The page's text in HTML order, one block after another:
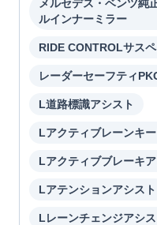
メルセデス・ベンツ純
ルインナーミラー
RIDE CONTROLサス
レーダーセーフティ
L道路標識アシスト
Lアクティブレーンキ
Lアクティブブレーキ
Lアテンションアシスト
Lレーンチェンジアシス